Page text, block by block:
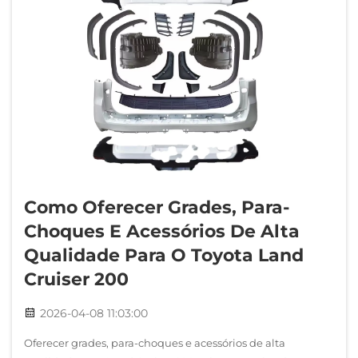
Como Oferecer Grades, Para-
Choques E Acessórios De Alta
Qualidade Para O Toyota Land
Cruiser 200
2026-04-08 11:03:00
Oferecer grades, para-choques e acessórios de alta